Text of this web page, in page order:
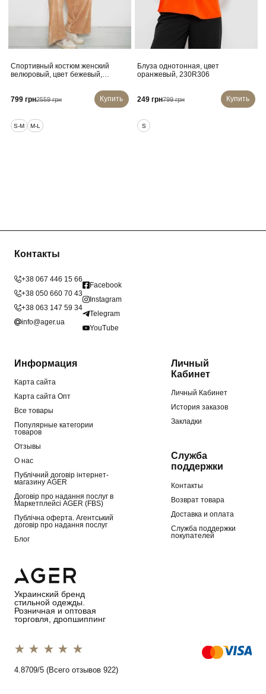
Спортивный костюм женский
велюровый, цвет бежевый,
799 грн2559 грн Купить
S-M M-L
Блуза однотонная, цвет
оранжевый, 230R306
249 грн799 грн Купить
S
Контакты
+38 067 446 15 66
+38 050 660 70 43
+38 063 147 59 34
info@ager.ua
Facebook
Instagram
Telegram
YouTube
Информация
Карта сайта
Карта сайта Опт
Все товары
Популярные категории
товаров
Отзывы
О нас
Публічний договір інтернет-
магазину AGER
Договір про надання послуг в
Маркетплейсі AGER (FBS)
Публічна оферта. Агентський
договір про надання послуг
Блог
Личный
Кабинет
Личный Кабинет
История заказов
Закладки
Служба
поддержки
Контакты
Возврат товара
Доставка и оплата
Служба поддержки
покупателей
Украинский бренд
стильной одежды.
Розничная и оптовая
торговля, дропшиппинг
1 star
2 stars
3 stars
4 stars
5 stars
4.8709/5 (Всего отзывов 922)